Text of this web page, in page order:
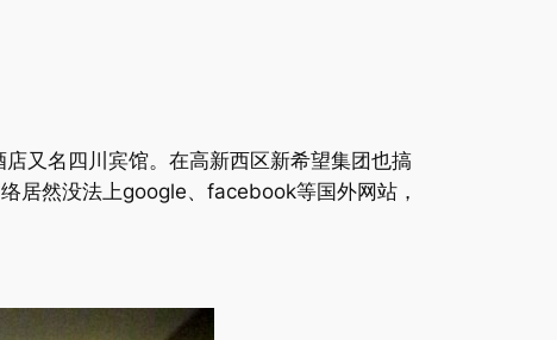
又名四川宾馆。在高新西区新希望集团也搞
居然没法上google、facebook等国外网站，